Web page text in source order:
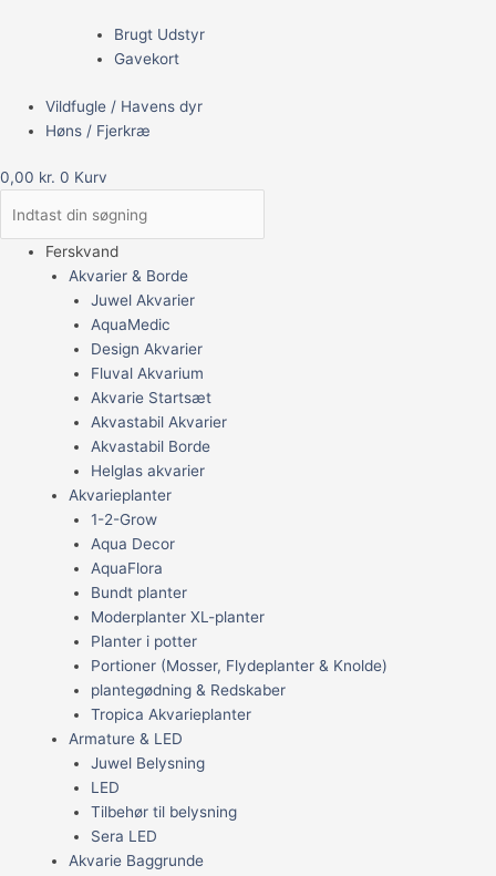
Brugt Udstyr
Gavekort
Vildfugle / Havens dyr
Høns / Fjerkræ
0,00 kr. 0 Kurv
Ferskvand
Akvarier & Borde
Juwel Akvarier
AquaMedic
Design Akvarier
Fluval Akvarium
Akvarie Startsæt
Akvastabil Akvarier
Akvastabil Borde
Helglas akvarier
Akvarieplanter
1-2-Grow
Aqua Decor
AquaFlora
Bundt planter
Moderplanter XL-planter
Planter i potter
Portioner (Mosser, Flydeplanter & Knolde)
plantegødning & Redskaber
Tropica Akvarieplanter
Armature & LED
Juwel Belysning
LED
Tilbehør til belysning
Sera LED
Akvarie Baggrunde